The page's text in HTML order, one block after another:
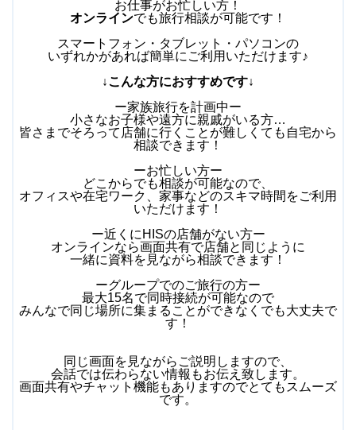
お仕事がお忙しい方！
オンラインでも旅行相談が可能です！
スマートフォン・タブレット・パソコンの
いずれかがあれば簡単にご利用いただけます♪
↓こんな方におすすめです↓
ー家族旅行を計画中ー
小さなお子様や遠方に親戚がいる方…
皆さまでそろって店舗に行くことが難しくても自宅から
相談できます！
ーお忙しい方ー
どこからでも相談が可能なので、
オフィスや在宅ワーク、家事などのスキマ時間をご利用
いただけます！
ー近くにHISの店舗がない方ー
オンラインなら画面共有で店舗と同じように
一緒に資料を見ながら相談できます！
ーグループでのご旅行の方ー
最大15名で同時接続が可能なので
みんなで同じ場所に集まることができなくでも大丈夫で
す！
同じ画面を見ながらご説明しますので、
会話では伝わらない情報もお伝え致します。
画面共有やチャット機能もありますのでとてもスムーズ
です。